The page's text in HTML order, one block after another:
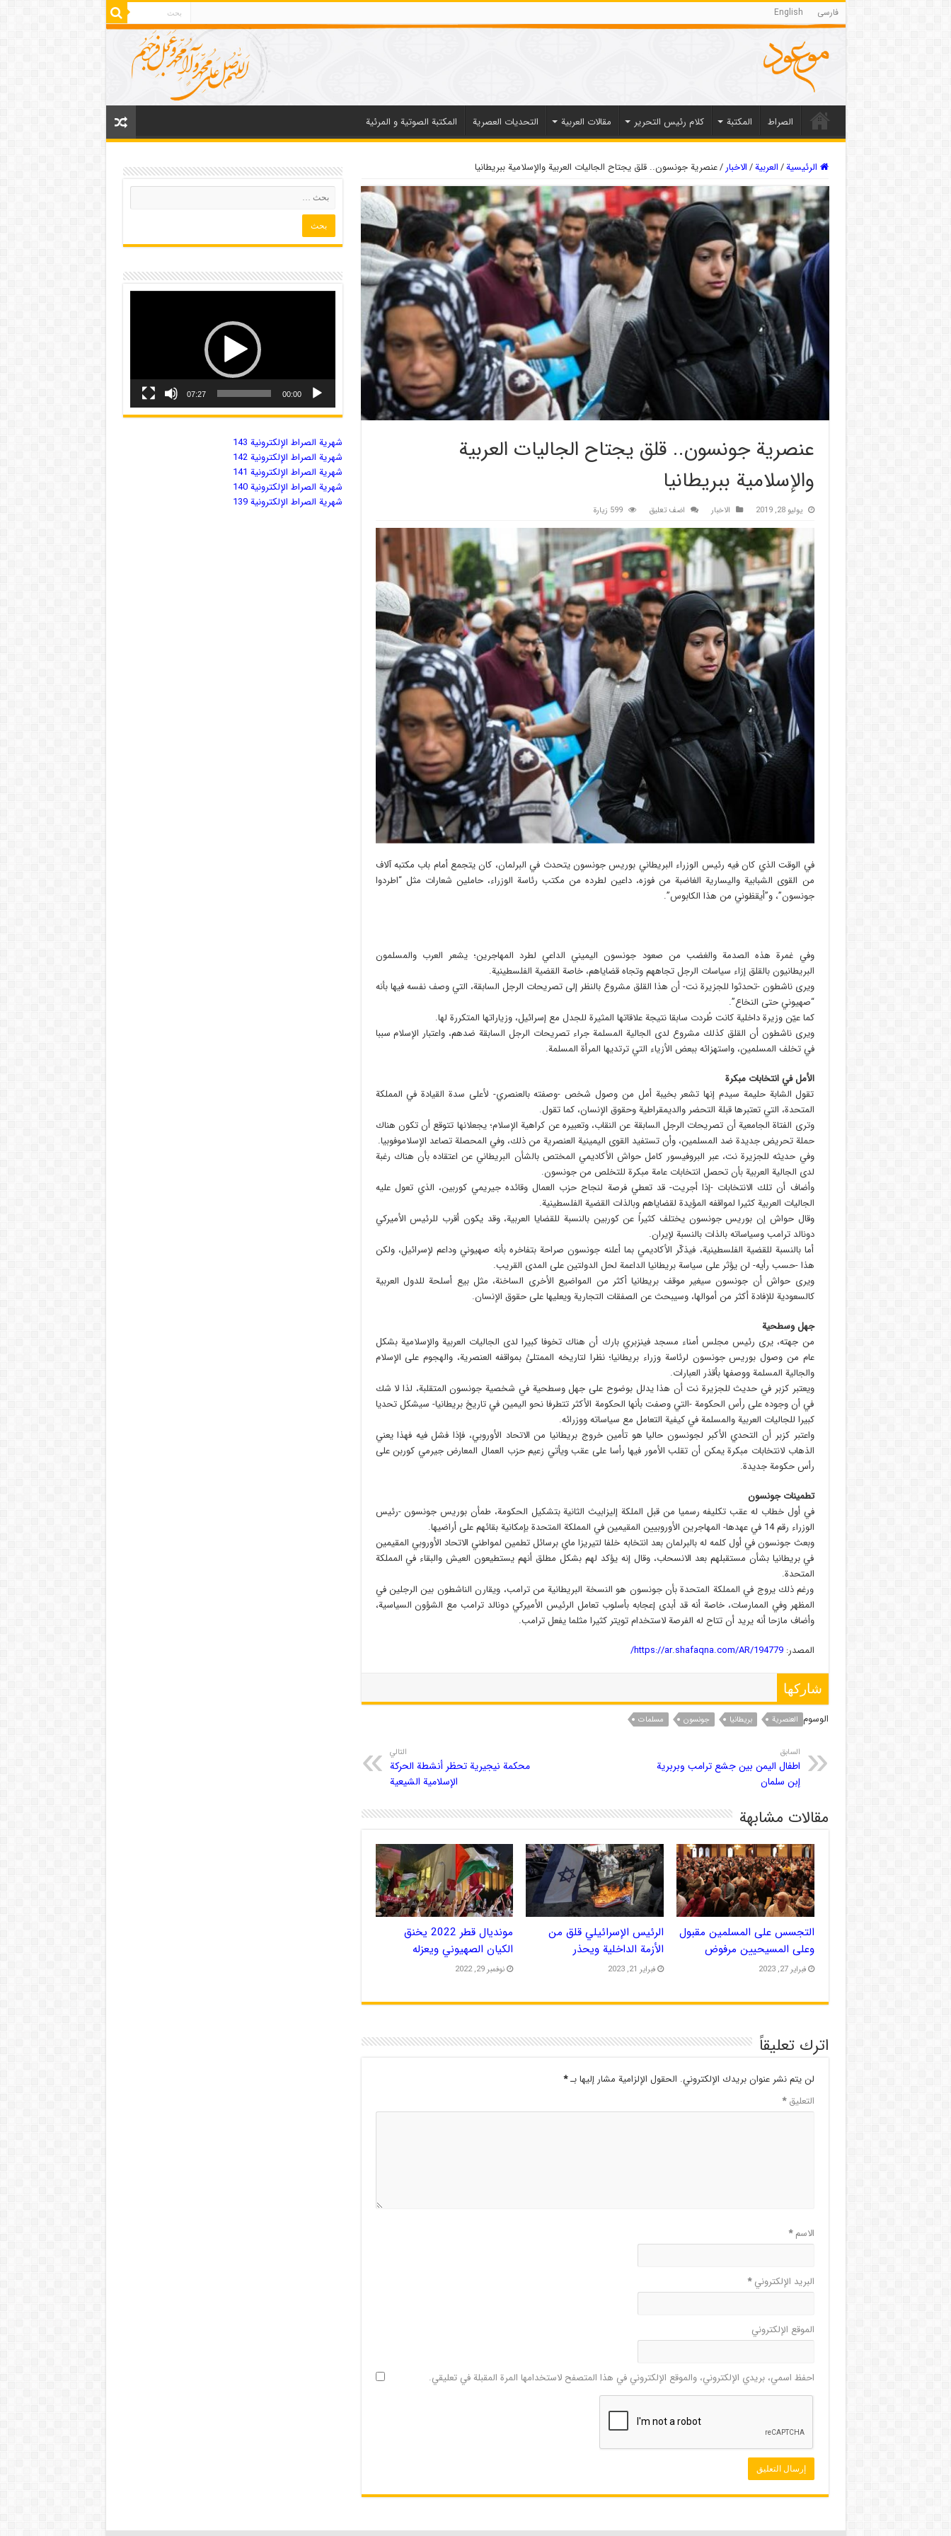
فارسی English
الصراط المکتبة كلام رئيس التحرير مقالات العربیة التحديات العصرية المكتبة الصوتية و المرئية
الرئيسية/العربیة/الاخبار /عنصرية جونسون.. قلق يجتاح الجاليات العربية والإسلامية ببريطانيا
عنصرية جونسون.. قلق يجتاح الجاليات العربية
والإسلامية ببريطانيا
يوليو 28, 2019 الاخبار اضف تعليق 599 زيارة
في الوقت الذي كان فيه رئيس الوزراء البريطاني بوريس جونسون يتحدث في البرلمان، كان يتجمع أمام باب مكتبه آلاف
من القوى الشبابية واليسارية الغاضبة من فوزه، داعين لطرده من مكتب رئاسة الوزراء، حاملين شعارات مثل “اطردوا
جونسون”، و”أيقظوني من هذا الكابوس”.
وفي غمرة هذه الصدمة والغضب من صعود جونسون اليميني الداعي لطرد المهاجرين؛ يشعر العرب والمسلمون
البريطانيون بالقلق إزاء سياسات الرجل تجاههم وتجاه قضاياهم، خاصة القضية الفلسطينية.
ويرى ناشطون -تحدثوا للجزيرة نت- أن هذا القلق مشروع بالنظر إلى تصريحات الرجل السابقة، التي وصف نفسه فيها بأنه
“صهيوني حتى النخاع”.
كما عيّن وزيرة داخلية كانت طُردت سابقا نتيجة علاقاتها المثيرة للجدل مع إسرائيل، وزياراتها المتكررة لها.
ويرى ناشطون أن القلق كذلك مشروع لدى الجالية المسلمة جراء تصريحات الرجل السابقة ضدهم، واعتبار الإسلام سببا
في تخلف المسلمين، واستهزائه ببعض الأزياء التي ترتديها المرأة المسلمة.
الأمل في انتخابات مبكرة
تقول الشابة حليمة سيدم إنها تشعر بخيبة أمل من وصول شخص -وصفته بالعنصري- لأعلى سدة القيادة في المملكة
المتحدة، التي تعتبرها قبلة التحضر والديمقراطية وحقوق الإنسان، كما تقول.
وترى الفتاة الجامعية أن تصريحات الرجل السابقة عن النقاب، وتعبيره عن كراهية الإسلام؛ يجعلانها تتوقع أن تكون هناك
حملة تحريض جديدة ضد المسلمين، وأن تستفيد القوى اليمينية العنصرية من ذلك، وفي المحصلة تصاعد الإسلاموفوبيا.
وفي حديثه للجزيرة نت، عبر البروفيسور كامل حواش الأكاديمي المختص بالشأن البريطاني عن اعتقاده بأن هناك رغبة
لدى الجالية العربية بأن تحصل انتخابات عامة مبكرة للتخلص من جونسون.
وأضاف أن تلك الانتخابات -إذا أجريت- قد تعطي فرصة لنجاح حزب العمال وقائده جيريمي كوربين، الذي تعول عليه
الجاليات العربية كثيرا لمواقفه المؤيدة لقضاياهم وبالذات القضية الفلسطينية.
وقال حواش إن بوريس جونسون يختلف كثيراً عن كوربين بالنسبة للقضايا العربية، وقد يكون أقرب للرئيس الأميركي
دونالد ترامب وسياساته بالذات بالنسبة لإيران.
أما بالنسبة للقضية الفلسطينية، فيذكّر الأكاديمي بما أعلنه جونسون صراحة بتفاخره بأنه صهيوني وداعم لإسرائيل، ولكن
هذا -حسب رأيه- لن يؤثر على سياسة بريطانيا الداعمة لحل الدولتين على المدى القريب.
ويرى حواش أن جونسون سيغير موقف بريطانيا أكثر من المواضيع الأخرى الساخنة، مثل بيع أسلحة للدول العربية
كالسعودية للإفادة أكثر من أموالها، وسيبحث عن الصفقات التجارية ويعليها على حقوق الإنسان.
جهل وسطحية
من جهته، يرى رئيس مجلس أمناء مسجد فينزبري بارك أن هناك تخوفا كبيرا لدى الجاليات العربية والإسلامية بشكل
عام من وصول بوريس جونسون لرئاسة وزراء بريطانيا؛ نظرا لتاريخه الممتلئ بمواقفه العنصرية، والهجوم على الإسلام
والجالية المسلمة ووصفها بأقذر العبارات.
ويعتبر كزبر في حديث للجزيرة نت أن هذا يدلل بوضوح على جهل وسطحية في شخصية جونسون المتقلبة، لذا لا شك
في أن وجوده على رأس الحكومة -التي وصفت بأنها الحكومة الأكثر تتطرفا نحو اليمين في تاريخ بريطانيا- سيشكل تحديا
كبيرا للجاليات العربية والمسلمة في كيفية التعامل مع سياساته ووزرائه.
واعتبر كزبر أن التحدي الأكبر لجونسون حاليا هو تأمين خروج بريطانيا من الاتحاد الأوروبي، فإذا فشل فيه فهذا يعني
الذهاب لانتخابات مبكرة يمكن أن تقلب الأمور فيها رأسا على عقب ويأتي زعيم حزب العمال المعارض جيرمي كوربن على
رأس حكومة جديدة.
تطمينات جونسون
في أول خطاب له عقب تكليفه رسميا من قبل الملكة إليزابيث الثانية بتشكيل الحكومة، طمأن بوريس جونسون -رئيس
الوزراء رقم 14 في عهدها- المهاجرين الأوروبيين المقيمين في المملكة المتحدة بإمكانية بقائهم على أراضيها.
وبعث جونسون في أول كلمه له بالبرلمان بعد انتخابه خلفا لتيريزا ماي برسائل تطمين لمواطني الاتحاد الأوروبي المقيمين
في بريطانيا بشأن مستقبلهم بعد الانسحاب، وقال إنه يؤكد لهم بشكل مطلق أنهم يستطيعون العيش والبقاء في المملكة
المتحدة.
ورغم ذلك يروج في المملكة المتحدة بأن جونسون هو النسخة البريطانية من ترامب، ويقارن الناشطون بين الرجلين في
المظهر وفي الممارسات، خاصة أنه قد أبدى إعجابه بأسلوب تعامل الرئيس الأميركي دونالد ترامب مع الشؤون السياسية،
وأضاف مازحا أنه يريد أن تتاح له الفرصة لاستخدام تويتر كثيرا مثلما يفعل ترامب.
المصدر:https://ar.shafaqna.com/AR/194779/
شاركها
الوسوم العنصریة بریطانیا جونسون مسلمات
السابق
اطفال اليمن بين جشع ترامب وبربرية
إبن سلمان
التالي
محكمة نيجيرية تحظر أنشطة الحركة
الإسلامية الشيعية
مقالات مشابهة
التجسس على المسلمين مقبول
وعلى المسيحيين مرفوض
فبراير 27, 2023
الرئيس الإسرائيلي قلق من
الأزمة الداخلية ويحذر
فبراير 21, 2023
مونديال قطر 2022 يخنق
الكيان الصهيوني ويعزله
نوفمبر 29, 2022
اترك تعليقاً
لن يتم نشر عنوان بريدك الإلكتروني. الحقول الإلزامية مشار إليها بـ*
التعليق*
الاسم*
البريد الإلكتروني*
الموقع الإلكتروني
احفظ اسمي، بريدي الإلكتروني، والموقع الإلكتروني في هذا المتصفح لاستخدامها المرة المقبلة في تعليقي.
00:00
07:27
شهریة الصراط الإلكترونية 143
شهریة الصراط الإلكترونية 142
شهریة الصراط الإلكترونية 141
شهریة الصراط الإلكترونية 140
شهریة الصراط الإلكترونية 139